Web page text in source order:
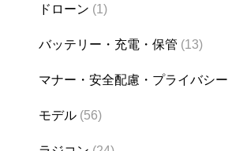
ドローン (1)
バッテリー・充電・保管 (13)
マナー・安全配慮・プライバシー
モデル (56)